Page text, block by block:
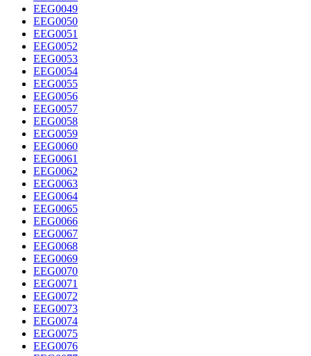
EEG0049
EEG0050
EEG0051
EEG0052
EEG0053
EEG0054
EEG0055
EEG0056
EEG0057
EEG0058
EEG0059
EEG0060
EEG0061
EEG0062
EEG0063
EEG0064
EEG0065
EEG0066
EEG0067
EEG0068
EEG0069
EEG0070
EEG0071
EEG0072
EEG0073
EEG0074
EEG0075
EEG0076